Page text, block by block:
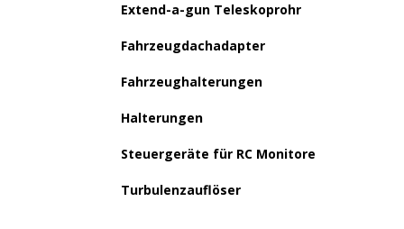
Extend-a-gun Teleskoprohr
Fahrzeugdachadapter
Fahrzeughalterungen
Halterungen
Steuergeräte für RC Monitore
Turbulenzauflöser